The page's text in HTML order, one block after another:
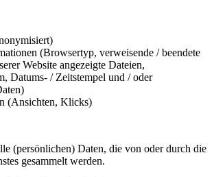
(Browsertyp, verweisende / beendete
Website angezeigte Dateien,
Datums- / Zeitstempel und / oder
(Ansichten, Klicks)
(persönlichen) Daten, die von oder durch die
gesammelt werden.